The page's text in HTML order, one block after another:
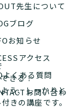
先生について
ブログ
お知らせ
アクセス
よくある質問
お問い合わ
きる！
う、しっかりと
きの講座です。